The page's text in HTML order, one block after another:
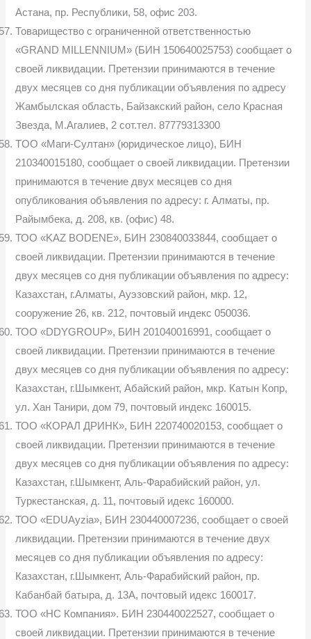
Астана, пр. Республики, 58, офис 203.
Товарищество с ограниченной ответственностью
«GRAND MILLENNIUM» (БИН 150640025753) сообщает о
своей ликвидации. Претензии принимаются в течение
двух месяцев со дня публикации объявления по адресу
Жамбылская область, Байзакский район, село Красная
Звезда, М.Агалиев, 2 сот.тел. 87779313300
ТOO «Маги-Султан» (юридическое лицо), БИН
210340015180, сообщает о своей ликвидации. Претензии
принимаются в течение двух месяцев со дня
опубликования объявления по адресу: г. Алматы, пр.
Райымбека, д. 208, кв. (офис) 48.
ТОО «KAZ BODENE», БИН 230840033844, сообщает о
своей ликвидации. Претензии принимаются в течение
двух месяцев со дня публикации объявления по адресу:
Казахстан, г.Алматы, Ауэзовский район, мкр. 12,
сооружение 26, кв. 212, почтовый индекс 050036.
ТОО «DDYGROUP», БИН 201040016991, сообщает о
своей ликвидации. Претензии принимаются в течение
двух месяцев со дня публикации объявления по адресу:
Казахстан, г.Шымкент, Абайский район, мкр. Катын Копр,
ул. Хан Танири, дом 79, почтовый индекс 160015.
ТОО «КОРАЛ ДРИНК», БИН 220740020153, сообщает о
своей ликвидации. Претензии принимаются в течение
двух месяцев со дня публикации объявления по адресу:
Казахстан, г.Шымкент, Аль-Фарабийский район, ул.
Туркестанская, д. 11, почтовый идекс 160000.
ТОО «EDUAyzia», БИН 230440007236, сообщает о своей
ликвидации. Претензии принимаются в течение двух
месяцев со дня публикации объявления по адресу:
Казахстан, г.Шымкент, Аль-Фарабийский район, пр.
Кабанбай батыра, д. 13А, почтовый идекс 160017.
ТОО «НС Компания». БИН 230440022527, сообщает о
своей ликвидации. Претензии принимаются в течение